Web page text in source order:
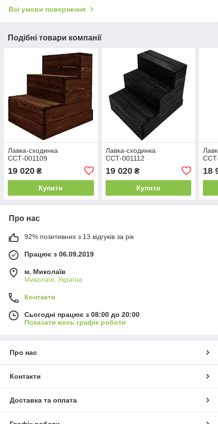
Всі умови повернення
Подібні товари компанії
Лавка-сходинка
ССТ-001109
19 020 ₴
Купити
Лавка-сходинка
ССТ-001112
19 020₴
Купити
18
Про нас
92% позитивних з 13 відгуків за рік
Працює з 06.09.2019
м. Миколаїв
Миколаїв, Україна
Контакти
Сьогодні працює з 08:00 до 20:00
Показати весь графік роботи
Про нас
Контакти
Доставка та оплата